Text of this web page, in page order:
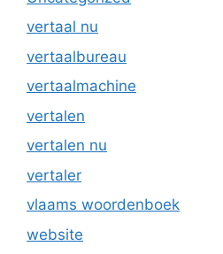
vertaal nu
vertaalbureau
vertaalmachine
vertalen
vertalen nu
vertaler
vlaams woordenboek
website